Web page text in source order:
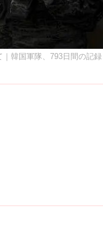
韓国軍隊、793日間の記録